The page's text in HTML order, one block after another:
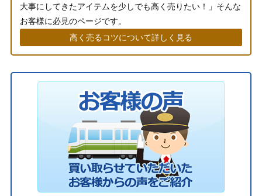
大事にしてきたアイテムを少しでも高く売りたい！」そんな
お客様に必見のページです。
高く売るコツについて詳しく見る